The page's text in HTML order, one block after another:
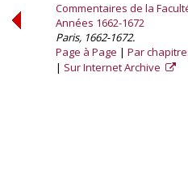
Commentaires de la
Années 1662-1672
Paris, 1662-1672.
Page à Page
Par
Sur Internet Archive